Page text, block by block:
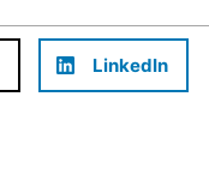
LinkedIn